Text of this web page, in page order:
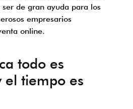
de gran ayuda para los
empresarios
online.
todo es
el tiempo es